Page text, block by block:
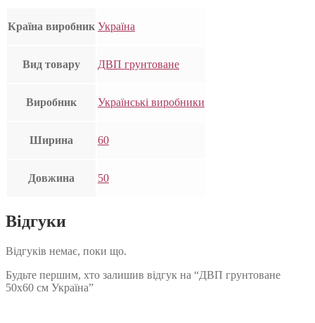
Країна виробник Україна
Вид товару ДВП грунтоване
Виробник Українські виробники
Ширина 60
Довжина 50
Відгуки
Відгуків немає, поки що.
Будьте першим, хто залишив відгук на “ДВП грунтоване
50х60 см Україна”